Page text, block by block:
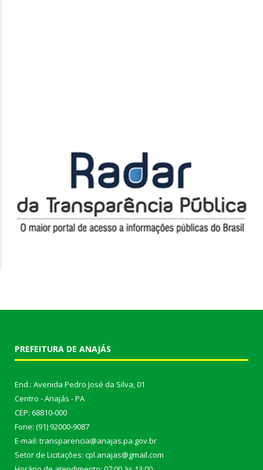
PREFEITURA DE ANAJÁS
End.: Avenida Pedro José da Silva, 01
Centro - Anajás - PA
CEP: 68810-000
Fone: (91) 92000-9087
E-mail: transparencia@anajas.pa.gov.br
Setor de Licitações: cpl.anajas@gmail.com